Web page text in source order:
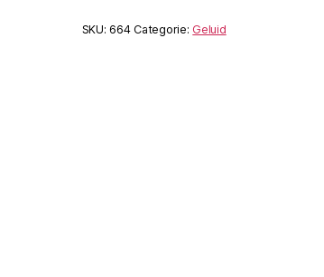
aantal
SKU:664 Categorie: Geluid